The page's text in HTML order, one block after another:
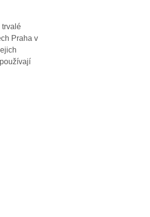
09:20
09:10
09:00
08:50
trvalé
Praha v